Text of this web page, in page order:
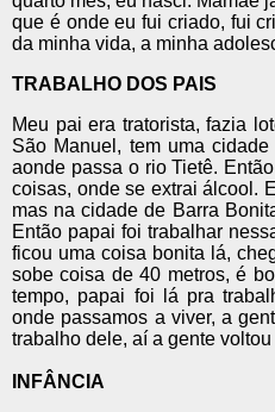
que é onde eu fui criado, fui
da minha vida, a minha
TRABALHO DOS PAIS
Meu pai era tratorista, fazia
São Manuel, tem uma
aonde passa o rio Tietê.
coisas, onde se extrai álcool.
mas na cidade de Barra
Então papai foi trabalhar
ficou uma coisa bonita lá,
sobe coisa de 40 metros, é
tempo, papai foi lá pra
onde passamos a viver, a
trabalho dele, aí a gente
INFÂNCIA